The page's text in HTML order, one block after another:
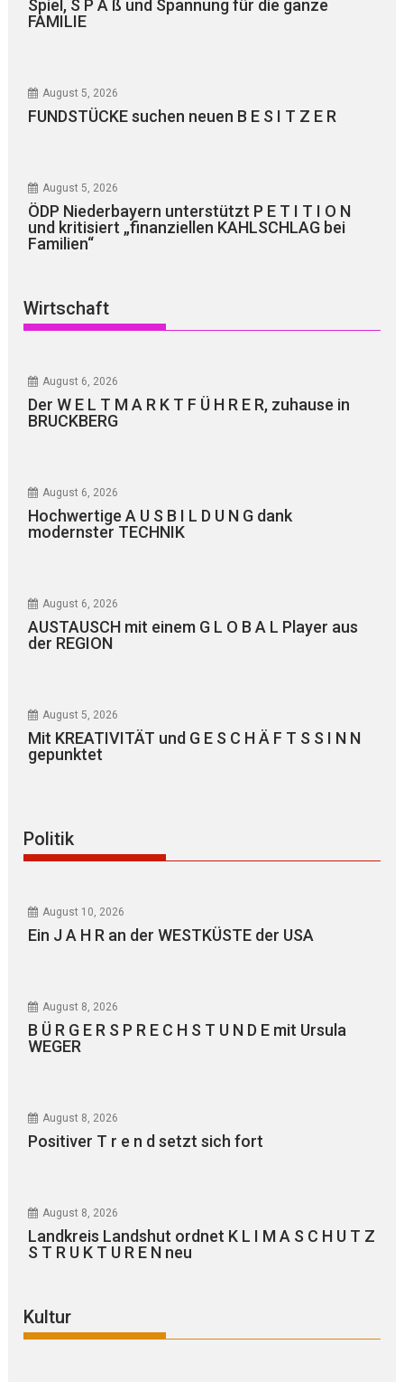
Spiel, S P A ß und Spannung für die ganze
FAMILIE
August 5, 2026
FUNDSTÜCKE suchen neuen B E S I T Z E R
August 5, 2026
ÖDP Niederbayern unterstützt P E T I T I O N
und kritisiert „finanziellen KAHLSCHLAG bei
Familien“
Wirtschaft
August 6, 2026
Der W E L T M A R K T F Ü H R E R, zuhause in
BRUCKBERG
August 6, 2026
Hochwertige A U S B I L D U N G dank
modernster TECHNIK
August 6, 2026
AUSTAUSCH mit einem G L O B A L Player aus
der REGION
August 5, 2026
Mit KREATIVITÄT und G E S C H Ä F T S S I N N
gepunktet
Politik
August 10, 2026
Ein J A H R an der WESTKÜSTE der USA
August 8, 2026
B Ü R G E R S P R E C H S T U N D E mit Ursula
WEGER
August 8, 2026
Positiver T r e n d setzt sich fort
August 8, 2026
Landkreis Landshut ordnet K L I M A S C H U T Z
S T R U K T U R E N neu
Kultur